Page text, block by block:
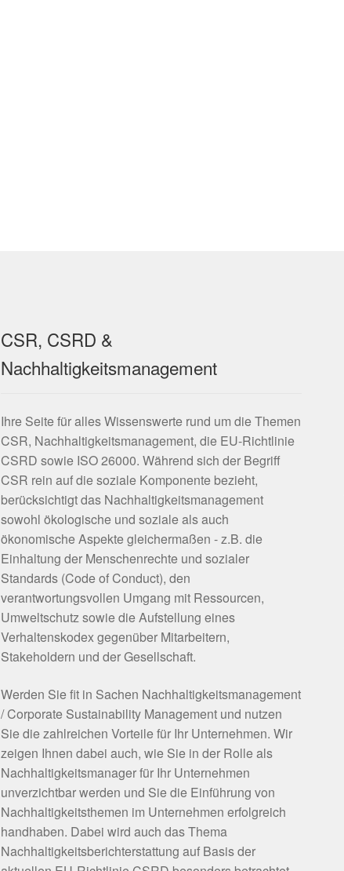
CSR, CSRD &
Nachhaltigkeitsmanagement
Ihre Seite für alles Wissenswerte rund um die Themen
CSR, Nachhaltigkeitsmanagement, die EU-Richtlinie
CSRD sowie ISO 26000. Während sich der Begriff
CSR rein auf die soziale Komponente bezieht,
berücksichtigt das Nachhaltigkeitsmanagement
sowohl ökologische und soziale als auch
ökonomische Aspekte gleichermaßen - z.B. die
Einhaltung der Menschenrechte und sozialer
Standards (Code of Conduct), den
verantwortungsvollen Umgang mit Ressourcen,
Umweltschutz sowie die Aufstellung eines
Verhaltenskodex gegenüber Mitarbeitern,
Stakeholdern und der Gesellschaft.
Werden Sie fit in Sachen Nachhaltigkeitsmanagement
/ Corporate Sustainability Management und nutzen
Sie die zahlreichen Vorteile für Ihr Unternehmen. Wir
zeigen Ihnen dabei auch, wie Sie in der Rolle als
Nachhaltigkeitsmanager für Ihr Unternehmen
unverzichtbar werden und Sie die Einführung von
Nachhaltigkeitsthemen im Unternehmen erfolgreich
handhaben. Dabei wird auch das Thema
Nachhaltigkeitsberichterstattung auf Basis der